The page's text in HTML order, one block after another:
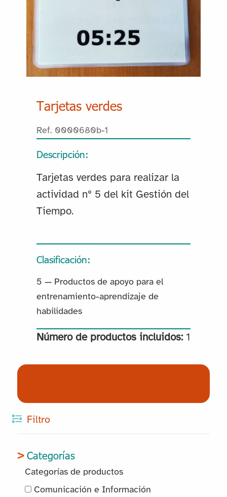
Tarjetas verdes
Ref. 0000680b-1
Descripción:
Tarjetas verdes para realizar la
actividad nº 5 del kit Gestión del
Tiempo.
Clasificación:
5 — Productos de apoyo para el
entrenamiento-aprendizaje de
habilidades
Número de productos incluidos:1
Filtro
Categorías
Categorías de productos
Comunicación e Información